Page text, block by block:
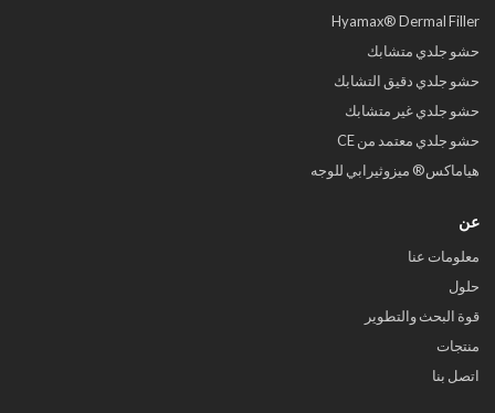
Hyamax® Dermal Filler
حشو جلدي متشابك
حشو جلدي دقيق التشابك
حشو جلدي غير متشابك
حشو جلدي معتمد من CE
هياماكس® ميزوثيرابي للوجه
عن
معلومات عنا
حلول
قوة البحث والتطوير
منتجات
اتصل بنا